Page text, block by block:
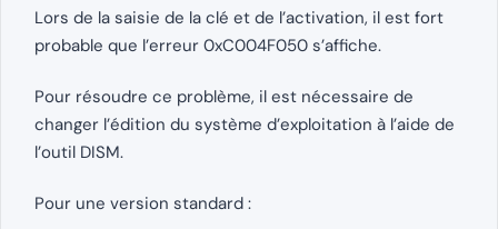
Lors de la saisie de la clé et de l’activation, il est fort
probable que l’erreur 0xC004F050 s’affiche.
Pour résoudre ce problème, il est nécessaire de
changer l’édition du système d’exploitation à l’aide de
l’outil DISM.
Pour une version standard :